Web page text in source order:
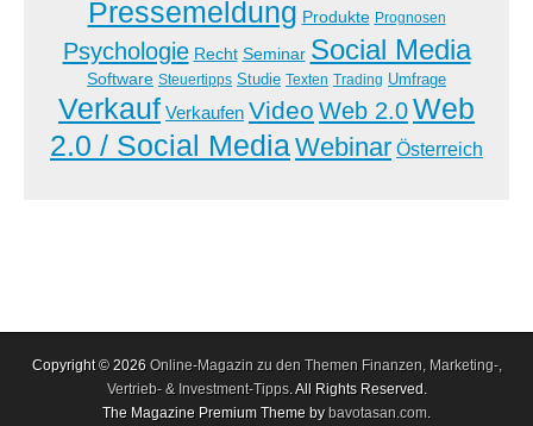
Pressemeldung Produkte Prognosen
Psychologie Recht Seminar Social Media
Software Steuertipps Studie Texten Trading Umfrage
Verkauf Verkaufen Video Web 2.0Web
2.0 / Social MediaWebinar Österreich
Copyright © 2026 Online-Magazin zu den Themen Finanzen, Marketing-,
Vertrieb- & Investment-Tipps. All Rights Reserved.
The Magazine Premium Theme by bavotasan.com.